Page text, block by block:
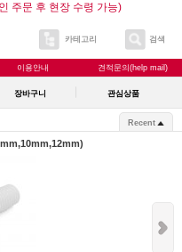
주문 후 현장 수령 가능)
카테고리 검색
이용안내 견적문의(help mail)
장바구니 관심상품
Recent